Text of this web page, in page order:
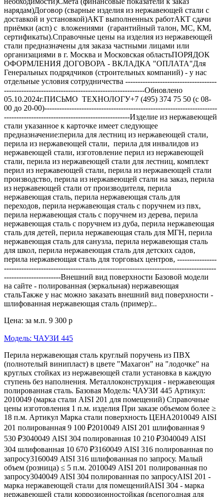
нарядам)Договор (сварные изделия из нержавеющей стали с
доставкой и установкой)АКТ выполненных работАКТ сдачи
приёмки (асп) с вложениями (гарантийный талон, МС, КМ,
сертификаты).Справочные цены на изделия из нержавеющей
стали предназначены для заказа частными лицами или
организациями в г. Москва и Московская областьПОРЯДОК
ОФОРМЛЕНИЯ ДОГОВОРА - ВКЛАДКА "ОПЛАТА"Для
Генеральных подрядчиков (строительных компаний) - у нас
отдельные условия сотрудничества -------------------------------------
---------------------------------------------------------Обновлено
05.10.2024г.ПИСЬМО ТЕХНОЛОГУ+7 (495) 374 75 50 (с 08-
00 до 20-00)----------------------------------------------------------------------
---------------------------------------------------Изделие из нержавеющей
стали указанное к карточке имеет следующее
предназначение:перила для лестниц из нержавеющей стали,
перила из нержавеющей стали, перила для инвалидов из
нержавеющей стали, изготовление перил из нержавеющей
стали, перила из нержавеющей стали для лестниц, комплект
перил из нержавеющей стали, перила из нержавеющей стали
производство, перила из нержавеющей стали на заказ, перила
из нержавеющей стали от производителя, перила
нержавеющая сталь, перила нержавеющая сталь для
переходов, перила нержавеющая сталь с поручнем из пвх,
перила нержавеющая сталь с поручнем из дерева, перила
нержавеющая сталь с поручнем из дуба, перила нержавеющая
сталь для детей, перила нержавеющая сталь для МГН, перила
нержавеющая сталь для санузла, перила нержавеющая сталь
для школ, перила нержавеющая сталь для детских садов,
перила нержавеющая сталь для торговых центров, ----------------
--------------------------------------------------------------------------------------
-----------------------Внешний вид поверхности Базовой модели
на сайте - полированная (зеркальная) нержавеющая
стальТакже у нас можно заказать внешний вид поверхности -
шлифованная нержавеющая сталь (пример):..
Цена: за м.п. 9 300 р
Модель: ЧАУЗИ 445
Перила нержавеющая сталь круглый поручень из ПВХ
(полнотелый винипласт) в цвете "Махагон" на "лодочке" на
круглых стойках из нержавеющей стали установка в каждую
ступень без наполнения. Металлоконструкция - нержавеющая
полированная сталь. Базовая Модель: ЧАУЗИ 445 Артикул:
2010049 (марка стали AISI 201 для помещений) Справочные
цены изготовления 1 п.м. изделия При заказе объемом более ≥
18 п.м. Артикул Марка стали поверхность ЦЕНА2010049 AISI
201 полированная 9 100 ₽2010049 AISI 201 шлифованная 9
530 ₽3040049 AISI 304 полированная 10 210 ₽3040049 AISI
304 шлифованная 10 670 ₽3160049 AISI 316 полированная по
запросу3160049 AISI 316 шлифованная по запросу. Малый
объем (розница) ≤ 5 п.м. 2010049 AISI 201 полированная по
запросу3040049 AISI 304 полированная по запросуAISI 201 -
марка нержавеющей стали для помещенийAISI 304 - марка
нержавеющей стали коррозионностойкая (всепогодная для